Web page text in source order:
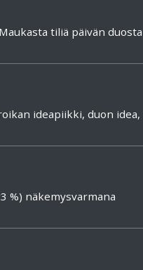
tiliä päivän duosta
ideapiikki, duon
%) näkemysvarmana